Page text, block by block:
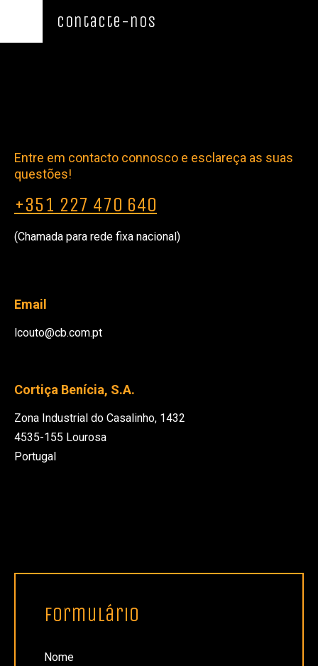
Contacte-nos
Entre em contacto connosco e esclareça as suas
questões!
+351 227 470 640
(Chamada para rede fixa nacional)
Email
lcouto@cb.com.pt
Cortiça Benícia, S.A.
Zona Industrial do Casalinho, 1432
4535-155 Lourosa
Portugal
formulário
Nome